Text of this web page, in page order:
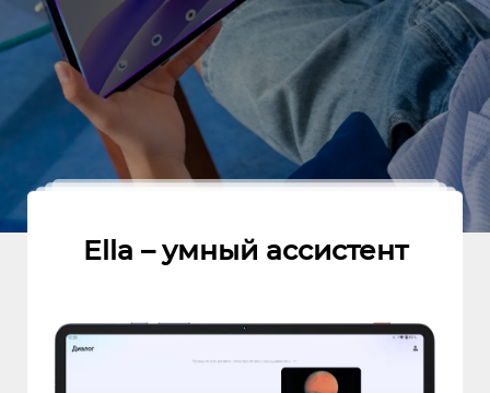
Ella – умный ассистент